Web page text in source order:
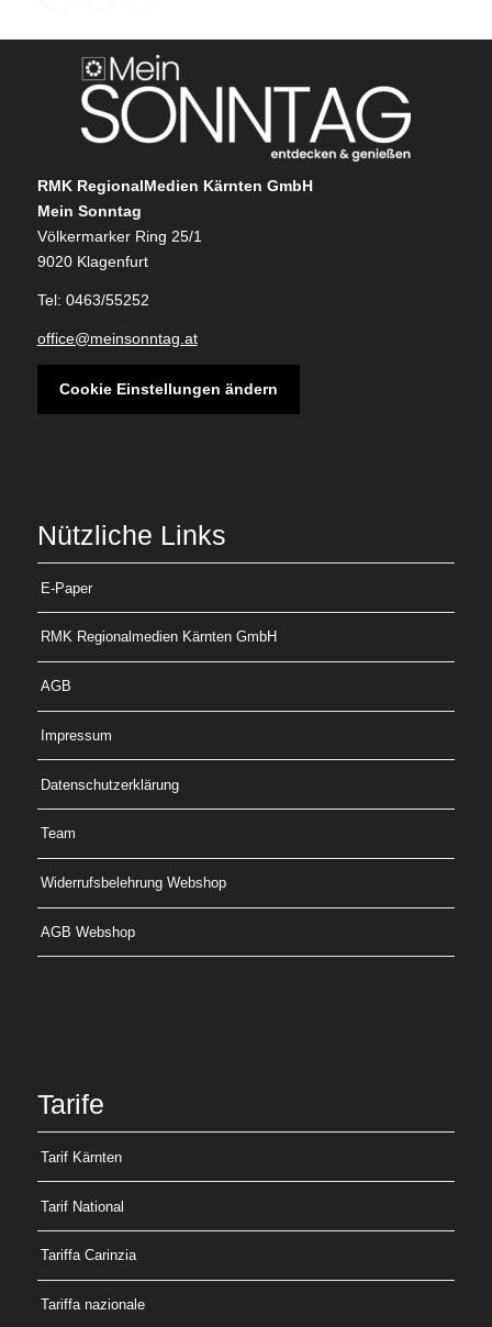
RMK RegionalMedien Kärnten GmbH
Mein Sonntag
Völkermarker Ring 25/1
9020 Klagenfurt
Tel: 0463/55252
office@meinsonntag.at
Cookie Einstellungen ändern
Nützliche Links
E-Paper
RMK Regionalmedien Kärnten GmbH
AGB
Impressum
Datenschutzerklärung
Team
Widerrufsbelehrung Webshop
AGB Webshop
Tarife
Tarif Kärnten
Tarif National
Tariffa Carinzia
Tariffa nazionale